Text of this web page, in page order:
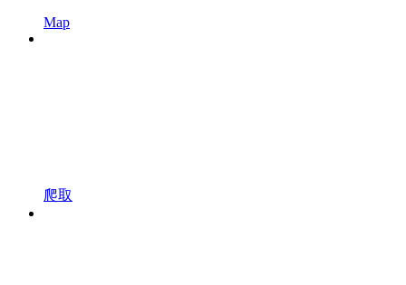
Map
爬取